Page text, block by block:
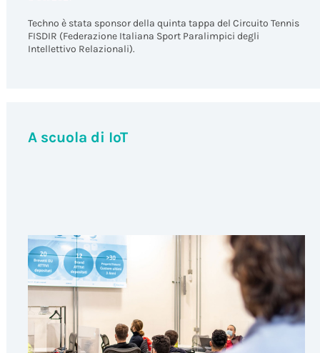
Techno è stata sponsor della quinta tappa del Circuito Tennis
FISDIR (Federazione Italiana Sport Paralimpici degli
Intellettivo Relazionali).
A scuola di IoT